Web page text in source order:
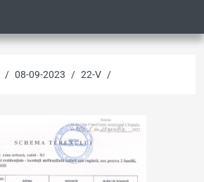
08-09-2023 22-V